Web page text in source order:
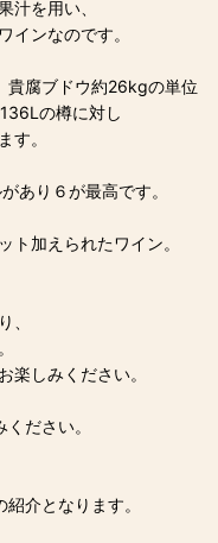
汁を用い、
インなのです。
貴腐ブドウ約26kgの単位
の樽に対し
す。
あり６が最高です。
ト加えられたワイン。
、
楽しみください。
ださい。
介となります。